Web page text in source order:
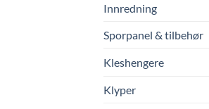
Innredning
Sporpanel & tilbehør
Kleshengere
Klyper